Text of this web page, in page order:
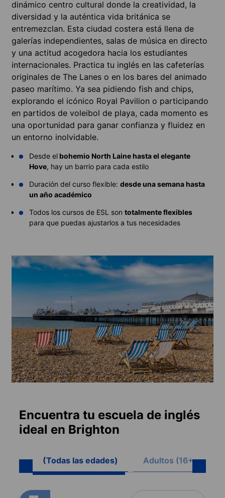
dinámico centro cultural donde la creatividad, la
diversidad y la auténtica vida británica se
entremezclan. Esta ciudad costera está llena de
galerías independientes, salas de música en directo
y una actitud acogedora hacia los estudiantes
internacionales. Practica tu inglés en las cafeterías
originales de The Lanes o en los bares del animado
paseo marítimo. Ya sea pidiendo fish and chips,
explorando el icónico Royal Pavilion o participando
en partidos de voleibol de playa, cada momento es
una oportunidad para ganar confianza y fluidez en
un entorno inolvidable.
Desde el bohemio North Laine hasta el elegante
Hove, hay un barrio para cada estilo
Duración del curso flexible: desde una semana hasta
un año académico
Todos los cursos de ESL son totalmente flexibles
para que puedas ajustarlos a tus necesidades
Encuentra tu escuela de inglés
ideal en Brighton
(Todas las edades) Adultos (16+)